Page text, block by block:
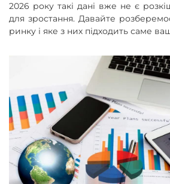
2026 року такі дані вже не є
для зростання. Давайте
ринку і яке з них підходить саме